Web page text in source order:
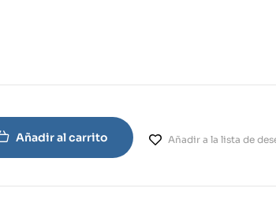
Añadir al carrito Añadir a la lista de